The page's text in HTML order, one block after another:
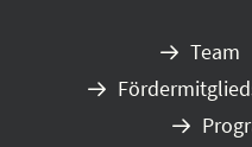
Team